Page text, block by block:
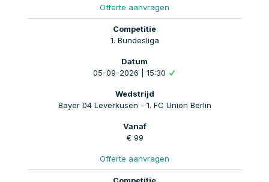
Offerte aanvragen
1. Bundesliga
05-09-2026 | 15:30
Bayer 04 Leverkusen - 1. FC Union Berlin
€ 99
Offerte aanvragen